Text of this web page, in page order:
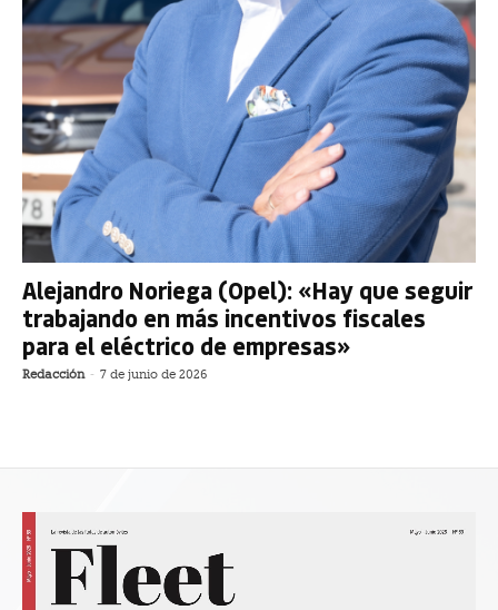
Alejandro Noriega (Opel): «Hay que seguir
trabajando en más incentivos fiscales
para el eléctrico de empresas»
Redacción - 7 de junio de 2026